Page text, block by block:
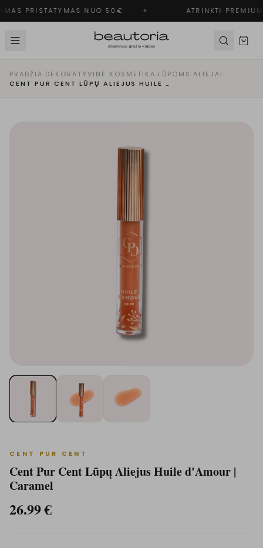
PRISTATYMAS NUO 50€ ✦ ATRINKTI
PRADŽIA·DEKORATYVINĖ KOSMETIKA·LŪPOMS ·ALIEJAI ·
CENT PUR CENT LŪPŲ ALIEJUS HUILE D'AMOUR | CARAMEL
CENT PUR CENT
Cent Pur Cent Lūpų Aliejus Huile d'Amour |
Caramel
26.99€